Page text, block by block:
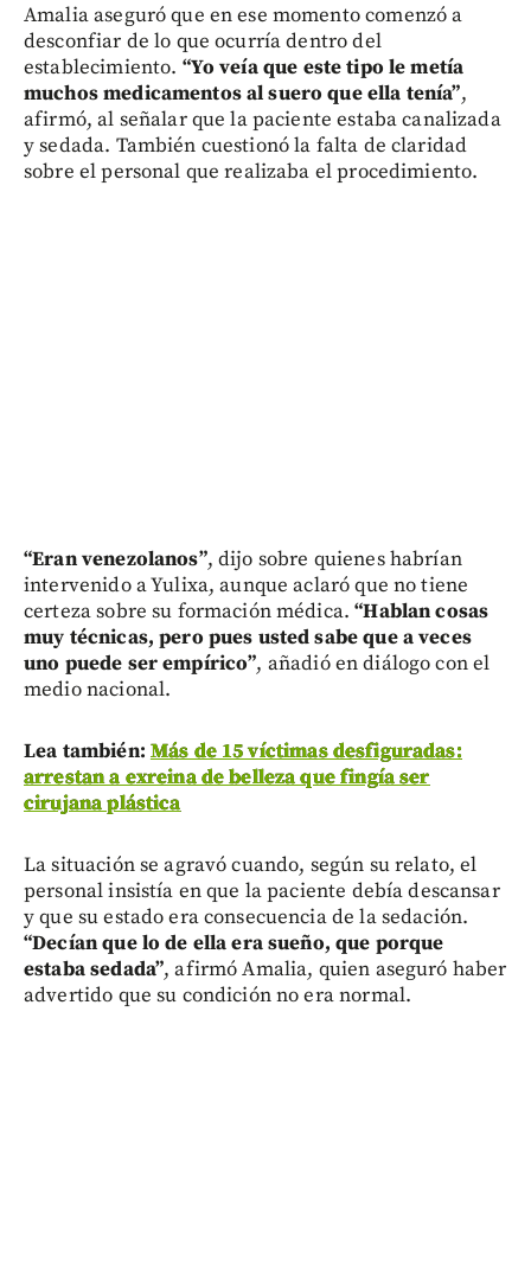
Amalia aseguró que en ese momento comenzó a
desconfiar de lo que ocurría dentro del
establecimiento. “Yo veía que este tipo le metía
muchos medicamentos al suero que ella tenía”,
afirmó, al señalar que la paciente estaba canalizada
y sedada. También cuestionó la falta de claridad
sobre el personal que realizaba el procedimiento.
“Eran venezolanos”, dijo sobre quienes habrían
intervenido a Yulixa, aunque aclaró que no tiene
certeza sobre su formación médica.“Hablan cosas
muy técnicas, pero pues usted sabe que a veces
uno puede ser empírico”, añadió en diálogo con el
medio nacional.
Lea también: Más de 15 víctimas desfiguradas:
arrestan a exreina de belleza que fingía ser
cirujana plástica
La situación se agravó cuando, según su relato, el
personal insistía en que la paciente debía descansar
y que su estado era consecuencia de la sedación.
“Decían que lo de ella era sueño, que porque
estaba sedada”, afirmó Amalia, quien aseguró haber
advertido que su condición no era normal.